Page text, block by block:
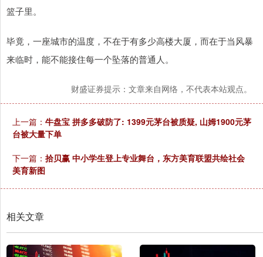
篮子里。
毕竟，一座城市的温度，不在于有多少高楼大厦，而在于当风暴
来临时，能不能接住每一个坠落的普通人。
财盛证券提示：文章来自网络，不代表本站观点。
上一篇： 牛盘宝 拼多多破防了: 1399元茅台被质疑, 山姆1900元茅
台被大量下单
下一篇： 拾贝赢 中小学生登上专业舞台，​东方美育联盟共绘社会
美育新图
相关文章